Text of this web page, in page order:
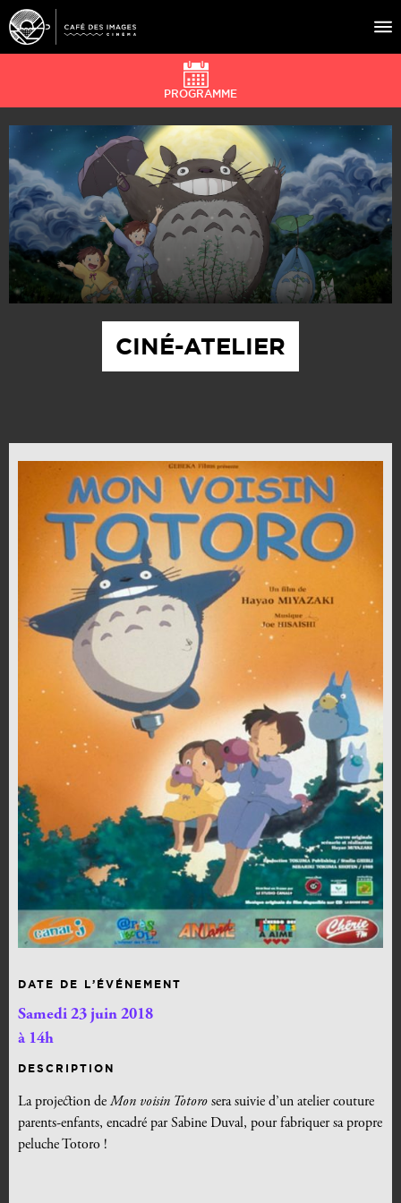
À L’AFFICHE
ÉVÉNEMENTS
CAFÉ DU CINÉ
PRATIQUE
ÉDUCATION AUX IMAGES
PROGRAMME
CINÉ-ATELIER
DATE DE L’ÉVÉNEMENT
Samedi 23 juin 2018
à 14h
DESCRIPTION
La projection de Mon voisin Totoro sera suivie d’un atelier couture
parents-enfants, encadré par Sabine Duval, pour fabriquer sa propre
peluche Totoro !